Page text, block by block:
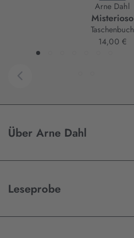
Arne Dahl
Misterioso
Taschenbuch
14,00 €
Über Arne Dahl
Leseprobe